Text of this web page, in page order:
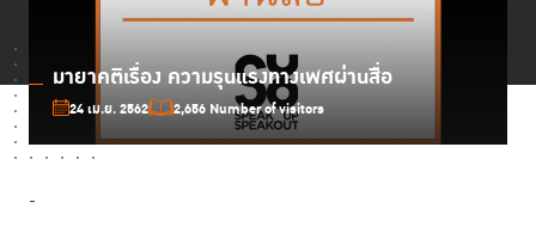
มายาคติเรื่อง ความรุนแรงทางเพศผ่านสื่อ
24 เม.ย. 2562 2,656 Number of visitors
-